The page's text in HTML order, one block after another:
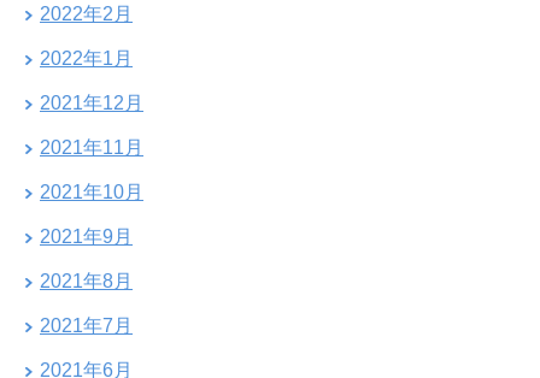
2022年2月
2022年1月
2021年12月
2021年11月
2021年10月
2021年9月
2021年8月
2021年7月
2021年6月